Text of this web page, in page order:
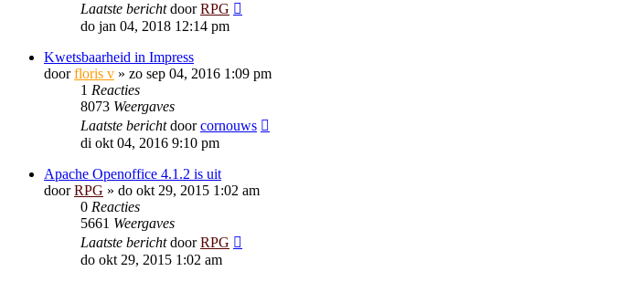
Laatste berichtdoorRPG
do jan 04, 2018 12:14 pm
Kwetsbaarheid in Impress
doorfloris v » zo sep 04, 2016 1:09 pm
1 Reacties
8073 Weergaves
Laatste berichtdoorcornouws
di okt 04, 2016 9:10 pm
Apache Openoffice 4.1.2 is uit
doorRPG » do okt 29, 2015 1:02 am
0 Reacties
5661 Weergaves
Laatste berichtdoorRPG
do okt 29, 2015 1:02 am